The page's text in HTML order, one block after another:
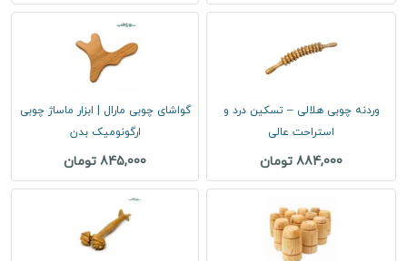
وردنه چوبی هلالی – تسکین درد و
استراحت عالی
884,000 تومان
گواشای چوبی مارال | ابزار ماساژ چوبی
ارگونومیک بدن
845,000 تومان